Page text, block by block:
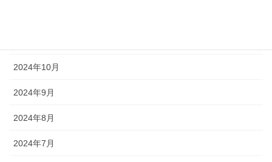
2024年10月
2024年9月
2024年8月
2024年7月